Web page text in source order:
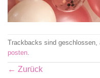
Trackbacks sind geschlossen,
posten.
← Zurück